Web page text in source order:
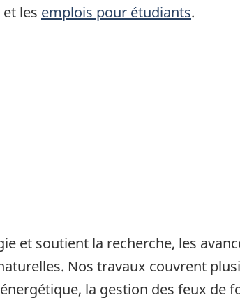
et les emplois pour étudiants.
et soutient la recherche, les
Nos travaux couvrent
la gestion des feux de